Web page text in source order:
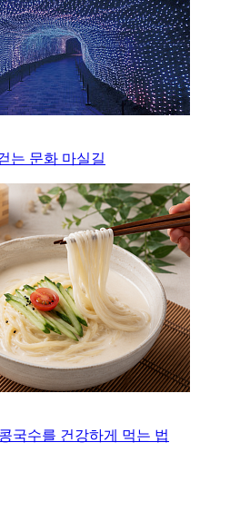
는 문화 마실길
국수를 건강하게 먹는 법